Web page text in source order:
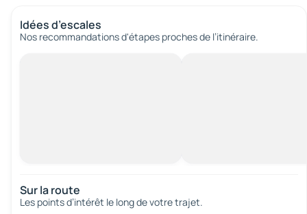
Idées d’escales
Nos recommandations d'étapes proches de l’itinéraire.
Sur la route
Les points d’intérêt le long de votre trajet.